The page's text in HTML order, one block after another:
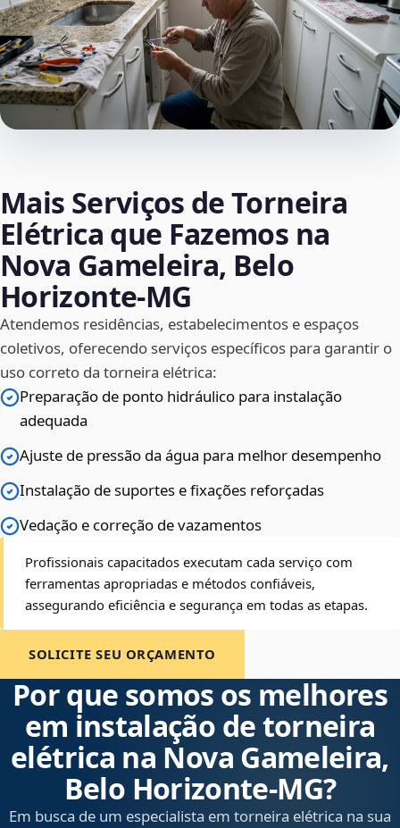
Mais Serviços de Torneira
Elétrica que Fazemos na
Nova Gameleira, Belo
Horizonte‑MG
Atendemos residências, estabelecimentos e espaços
coletivos, oferecendo serviços específicos para garantir o
uso correto da torneira elétrica:
Preparação de ponto hidráulico para instalação
adequada
Ajuste de pressão da água para melhor desempenho
Instalação de suportes e fixações reforçadas
Vedação e correção de vazamentos
Profissionais capacitados executam cada serviço com
ferramentas apropriadas e métodos confiáveis,
assegurando eficiência e segurança em todas as etapas.
SOLICITE SEU ORÇAMENTO
Por que somos os melhores
em instalação de torneira
elétrica na Nova Gameleira,
Belo Horizonte‑MG?
Em busca de um especialista em torneira elétrica na sua